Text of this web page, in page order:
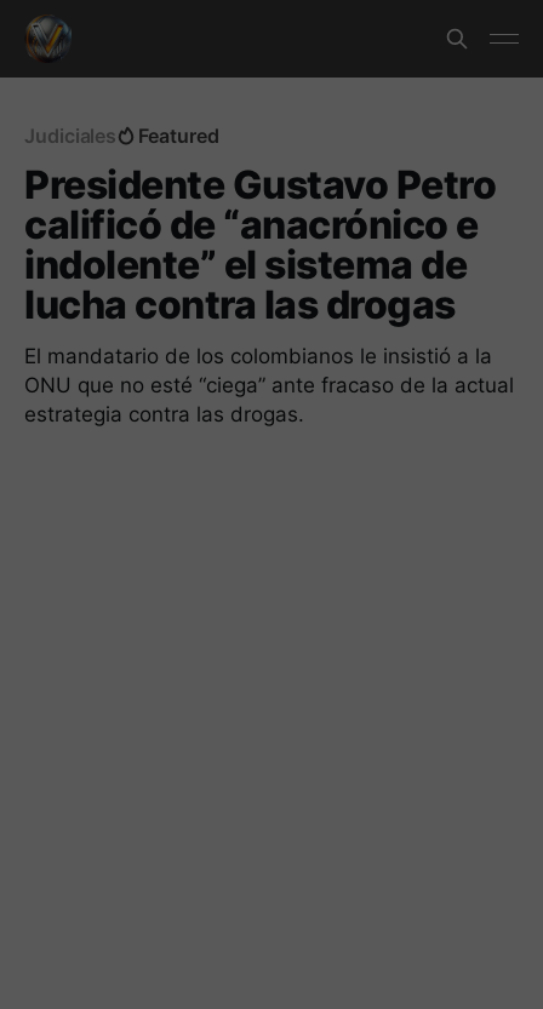
Judiciales Featured
Presidente Gustavo Petro
calificó de “anacrónico e
indolente” el sistema de
lucha contra las drogas
El mandatario de los colombianos le insistió a la
ONU que no esté “ciega” ante fracaso de la actual
estrategia contra las drogas.